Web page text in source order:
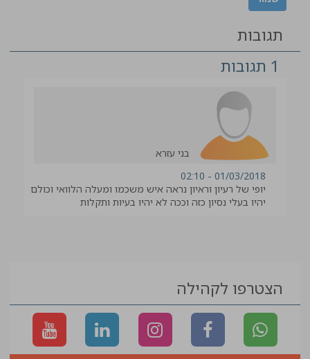
תגובות
1 תגובות
בני עזרא
01/03/2018 - 02:10
יופי של רעיון וראיון נראה איש משכמו ומעלה הלוואי וכולם
יהיו בעלי נסיון כזה וככה לא יהיו בעיות ותקלות
הצטרפו לקהילה